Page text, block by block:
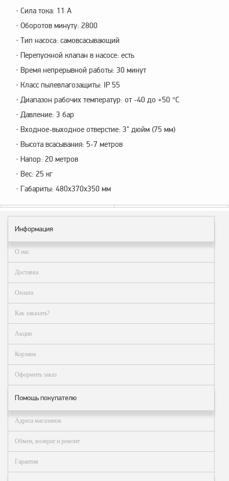
· Сила тока: 11 А
· Оборотов минуту: 2800
· Тип насоса: самовсасывающий
· Перепускной клапан в насосе: есть
· Время непрерывной работы: 30 минут
· Класс пылевлагозащиты: IP 55
· Диапазон рабочих температур: от -40 до +50 °С
· Давление: 3 бар
· Входное-выходное отверстие: 3" дюйм (75 мм)
· Высота всасывания: 5-7 метров
· Напор: 20 метров
· Вес: 25 кг
· Габариты: 480х370х350 мм
Информация
О нас
Доставка
Оплата
Как заказать?
Акции
Корзина
Оформить заказ
Помощь покупателю
Адреса магазинов
Обмен, возврат и ремонт
Гарантия